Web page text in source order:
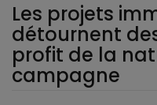
Les projets
détournent
profit de la
campagne